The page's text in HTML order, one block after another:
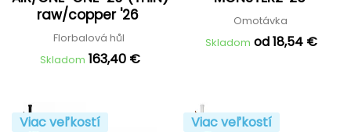
raw/copper '26
Florbalová hůl
Skladom 163,40 €
Omotávka
Skladom od 18,54 €
Viac veľkostí Viac veľkostí